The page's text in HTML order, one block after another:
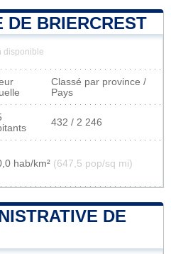
DE BRIERCREST
disponible
Classé par province /
Pays
432 / 2 246
hab/km² (647,5 pop/sq mi)
DE